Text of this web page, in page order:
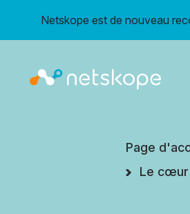
Netskope est de nouveau
Page
Le cœur